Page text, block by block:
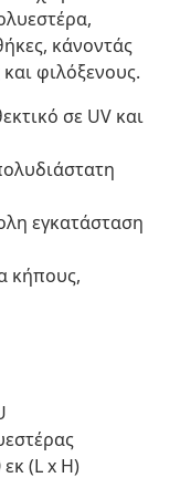
κάνοντάς
φιλόξενους.
σε UV και
εγκατάσταση
κήπους,
(L x H)